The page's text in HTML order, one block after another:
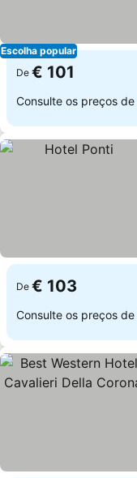
Escolha popular
De € 101
Consulte os preços de
De € 103
Consulte os preços de